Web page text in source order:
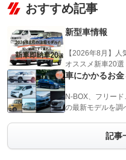
おすすめ記事
新型車情報
【2026年8月】
オススメ新車20選
車にかかるお
N-BOX、フリー
の最新モデルを調
記事